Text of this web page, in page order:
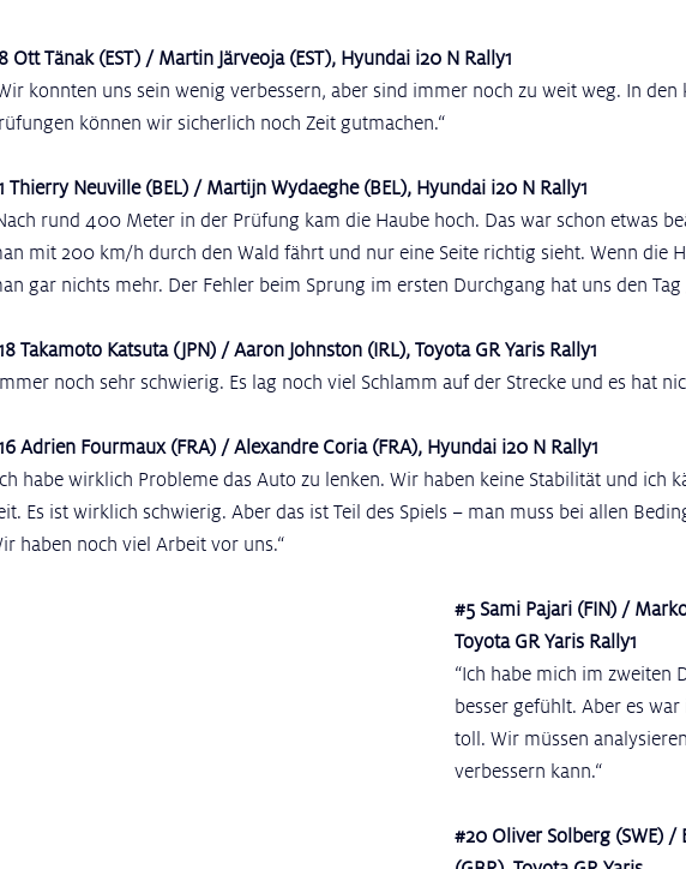
Ott Tänak (EST) / Martin Järveoja (EST), Hyundai i20 N Rally1
konnten uns sein wenig verbessern, aber sind immer noch zu weit weg. In den
können wir sicherlich noch Zeit gutmachen.“
Thierry Neuville (BEL) / Martijn Wydaeghe (BEL), Hyundai i20 N Rally1
rund 400 Meter in der Prüfung kam die Haube hoch. Das war schon etwas
mit 200 km/h durch den Wald fährt und nur eine Seite richtig sieht. Wenn die
gar nichts mehr. Der Fehler beim Sprung im ersten Durchgang hat uns den Tag
Takamoto Katsuta (JPN) / Aaron Johnston (IRL), Toyota GR Yaris Rally1
noch sehr schwierig. Es lag noch viel Schlamm auf der Strecke und es hat
Adrien Fourmaux (FRA) / Alexandre Coria (FRA), Hyundai i20 N Rally1
habe wirklich Probleme das Auto zu lenken. Wir haben keine Stabilität und ich
Es ist wirklich schwierig. Aber das ist Teil des Spiels – man muss bei allen
haben noch viel Arbeit vor uns.“
#5 Sami Pajari (FIN) /
Toyota GR Yaris Rally1
“Ich habe mich im zweiten
besser gefühlt. Aber es
toll. Wir müssen
verbessern kann.“
#20 Oliver Solberg (SWE)